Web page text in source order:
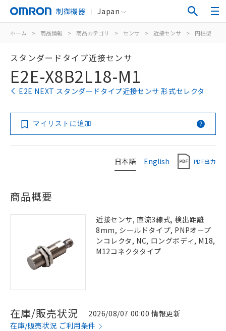
制御機器 Japan
ホーム > 商品情報 > 商品カテゴリ > センサ > 近接センサ > 円柱型
スタンダードタイプ近接センサ
E2E-X8B2L18-M1
E2E NEXT スタンダードタイプ近接センサ 形式セレクタ
マイリストに追加
日本語 English PDF出力
商品概要
近接センサ, 直流3線式, 検出距離
8mm, シールドタイプ, PNPオープ
ンコレクタ, NC, ロングボディ, M18,
M12コネクタタイプ
在庫/販売状況
2026/08/07 00:00 情報更新
在庫/販売状況 ご利用条件